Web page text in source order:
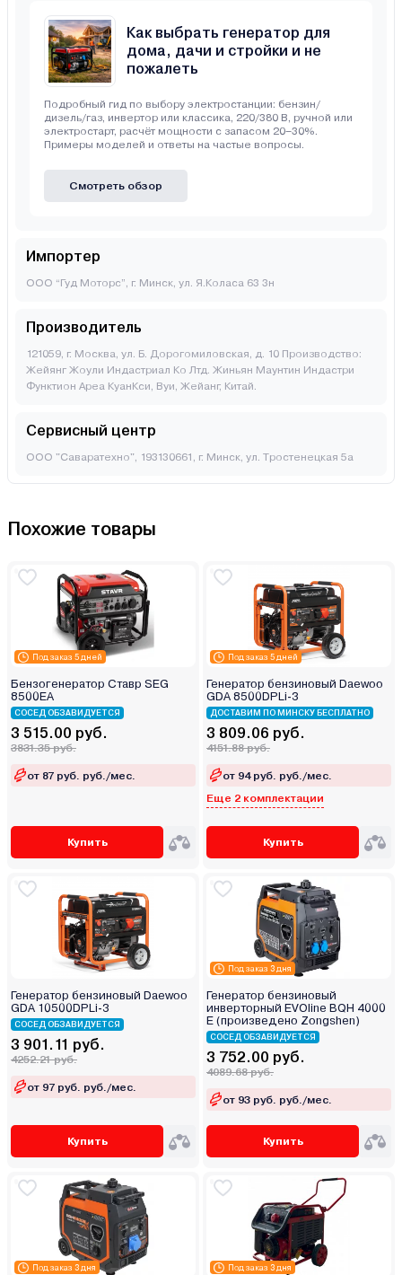
Как выбрать генератор для
дома, дачи и стройки и не
пожалеть
Подробный гид по выбору электростанции: бензин/
дизель/газ, инвертор или классика, 220/380 В, ручной или
электростарт, расчёт мощности с запасом 20–30%.
Примеры моделей и ответы на частые вопросы.
Смотреть обзор
Импортер
ООО “Гуд Моторс”, г. Минск, ул. Я.Коласа 63 3н
Производитель
121059, г. Москва, ул. Б. Дорогомиловская, д. 10 Производство:
Жейянг Жоули Индастриал Ко Лтд. Жиньян Маунтин Индастри
Функтион Ареа КуанКси, Вуи, Жейанг, Китай.
Сервисный центр
ООО "Саваратехно", 193130661, г. Минск, ул. Тростенецкая 5а
Похожие товары
Под заказ 5 дней
Бензогенератор Ставр SEG
8500EA
СОСЕД ОБЗАВИДУЕТСЯ
3 515.00 руб.
3831.35 руб.
от 87 руб. руб./мес.
Купить
Под заказ 5 дней
Генератор бензиновый Daewoo
GDA 8500DPLi-3
ДОСТАВИМ ПО МИНСКУ БЕСПЛАТНО
3 809.06 руб.
4151.88 руб.
от 94 руб. руб./мес.
Еще 2 комплектации
Купить
Генератор бензиновый Daewoo
GDA 10500DPLi-3
СОСЕД ОБЗАВИДУЕТСЯ
3 901.11 руб.
4252.21 руб.
от 97 руб. руб./мес.
Купить
Под заказ 3 дня
Генератор бензиновый
инверторный EVOline BQH 4000
E (произведено Zongshen)
СОСЕД ОБЗАВИДУЕТСЯ
3 752.00 руб.
4089.68 руб.
от 93 руб. руб./мес.
Купить
Под заказ 3 дня Под заказ 3 дня